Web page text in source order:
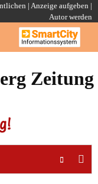
| Anzeige aufgeben |
Autor werden
Zeitung